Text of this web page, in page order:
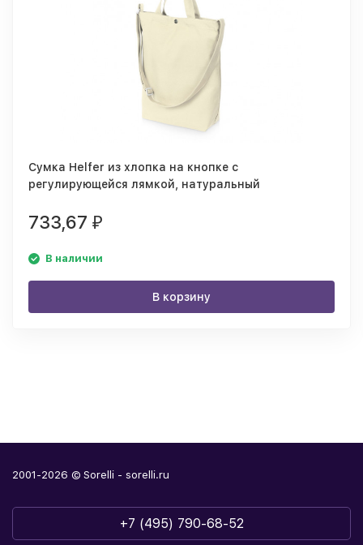
Сумка Helfer из хлопка на кнопке с
регулирующейся лямкой, натуральный
733,67 ₽
В наличии
В корзину
2001-2026 © Sorelli - sorelli.ru
+7 (495) 790-68-52